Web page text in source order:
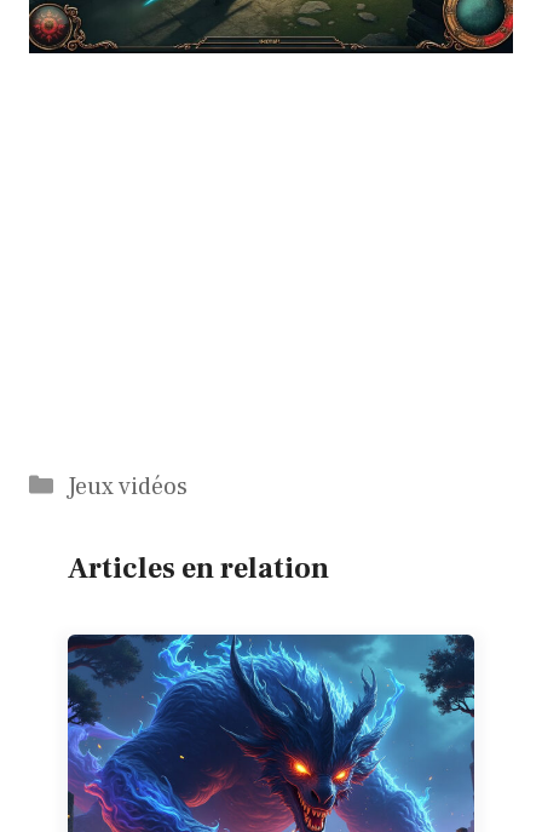
Catégories
Jeux vidéos
Articles en relation